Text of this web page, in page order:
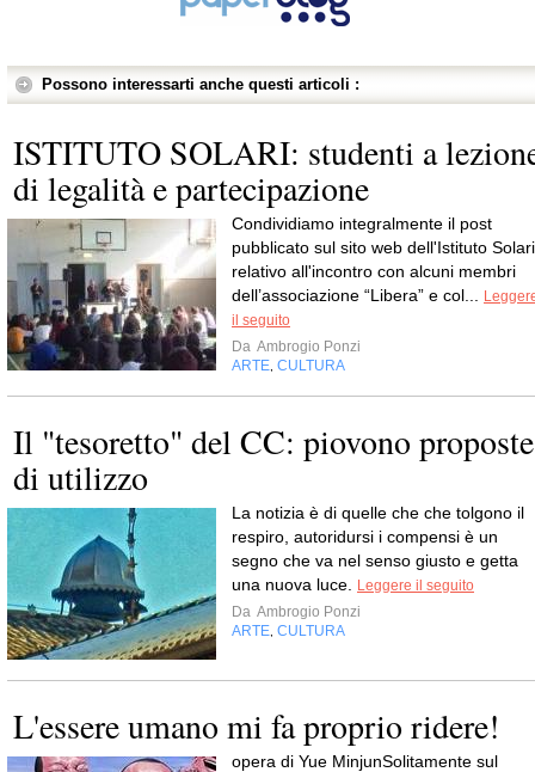
Possono interessarti anche questi articoli :
ISTITUTO SOLARI: studenti a
di legalità e partecipazione
Condividiamo integralmente il post
pubblicato sul sito web dell'Istituto Solari
relativo all'incontro con alcuni membri
dell’associazione “Libera” e col...
il seguito
Da Ambrogio Ponzi
ARTE CULTURA
Il "tesoretto" del CC: piovono proposte
di utilizzo
La notizia è di quelle che che tolgono il
respiro, autoridursi i compensi è un
segno che va nel senso giusto e getta
una nuova luce.
Leggere il seguito
Da Ambrogio Ponzi
ARTE CULTURA
L'essere umano mi fa proprio ridere!
opera di Yue MinjunSolitamente sul